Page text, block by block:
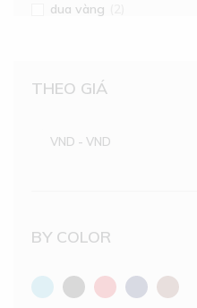
dua vàng
THEO GIÁ
VND - VND
BY COLOR